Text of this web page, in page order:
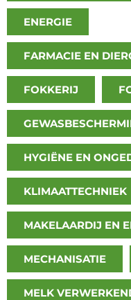
ENERGIE
FARMACIE EN
FOKKERIJ
HYGIËNE EN
KLIMAATTECHNIEK
MAKELAARDIJ EN
MECHANISATIE
MELK